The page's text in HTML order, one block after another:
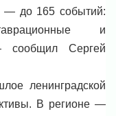
— до 165 событий:
и
сообщил Сергей
ленинградской
В регионе —